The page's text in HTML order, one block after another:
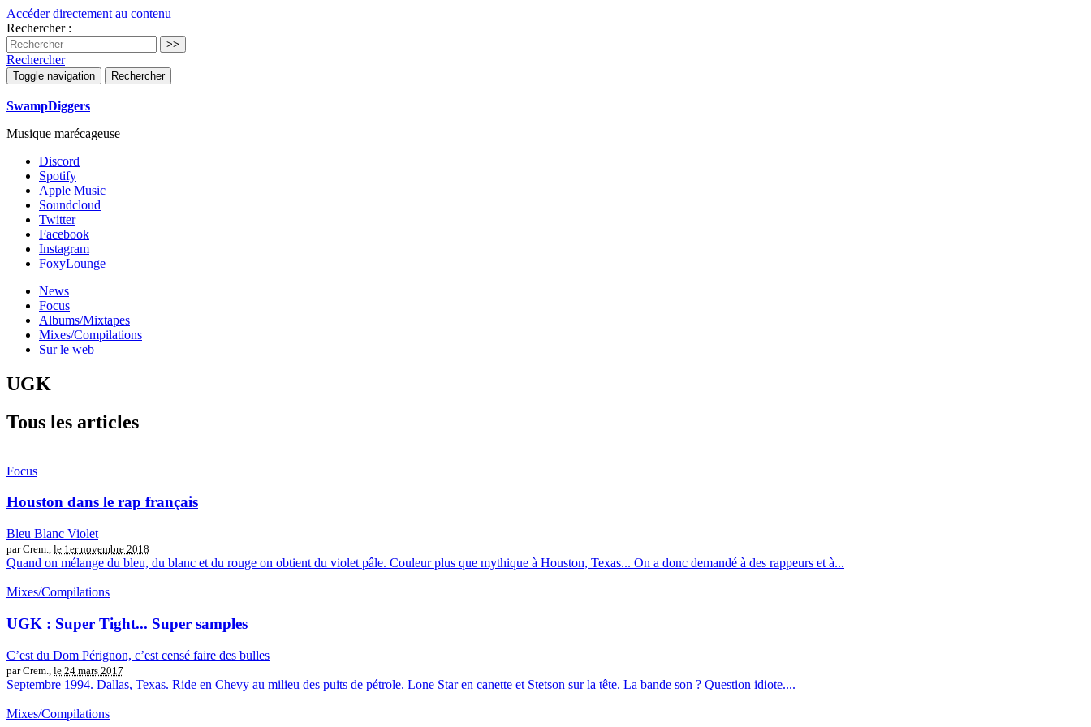
Accéder directement au contenu
Rechercher :
Rechercher
Toggle navigation Rechercher
SwampDiggers
Musique marécageuse
Discord
Spotify
Apple Music
Soundcloud
Twitter
Facebook
Instagram
FoxyLounge
News
Focus
Albums/Mixtapes
Mixes/Compilations
Sur le web
UGK
Tous les articles
Focus
Houston dans le rap français
Bleu Blanc Violet
par Crem., le 1er novembre 2018
Quand on mélange du bleu, du blanc et du rouge on obtient du violet pâle. Couleur plus que mythique à Houston, Texas... On a donc demandé à des rappeurs et à...
Mixes/Compilations
UGK : Super Tight... Super samples
C’est du Dom Pérignon, c’est censé faire des bulles
par Crem., le 24 mars 2017
Septembre 1994. Dallas, Texas. Ride en Chevy au milieu des puits de pétrole. Lone Star en canette et Stetson sur la tête. La bande son ? Question idiote....
Mixes/Compilations